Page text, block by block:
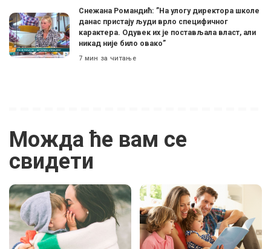
Снежана Романдић: ”На улогу директора школе
данас пристају људи врло специфичног
карактера. Одувек их је постављала власт, али
никад није било овако”
7 мин за читање
Можда ће вам се
свидети